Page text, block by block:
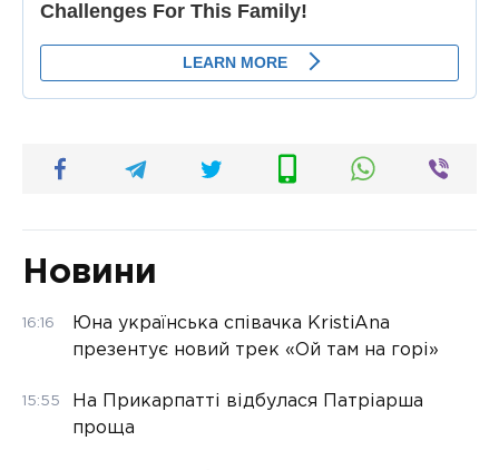
Новини
16:16
Юна українська співачка KristiAna
презентує новий трек «Ой там на горі»
15:55
На Прикарпатті відбулася Патріарша
проща